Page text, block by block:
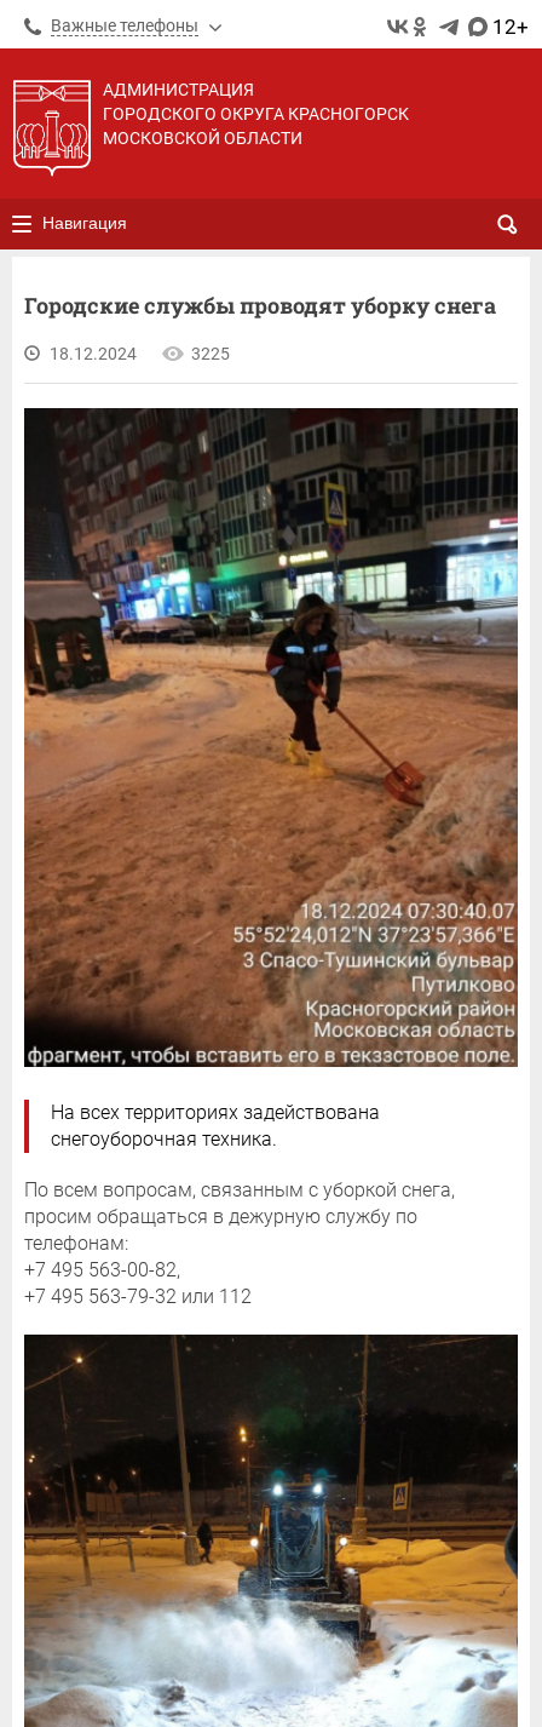
Важные телефоны 12+
АДМИНИСТРАЦИЯ
ГОРОДСКОГО ОКРУГА КРАСНОГОРСК
МОСКОВСКОЙ ОБЛАСТИ
Навигация
Городские службы проводят уборку снега
18.12.2024 3225
На всех территориях задействована
снегоуборочная техника.
По всем вопросам, связанным с уборкой снега,
просим обращаться в дежурную службу по
телефонам:
+7 495 563-00-82,
+7 495 563-79-32 или 112